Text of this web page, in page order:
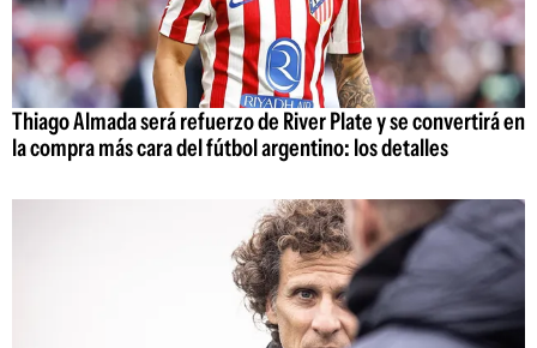
Thiago Almada será refuerzo de River Plate y se convertirá en
la compra más cara del fútbol argentino: los detalles